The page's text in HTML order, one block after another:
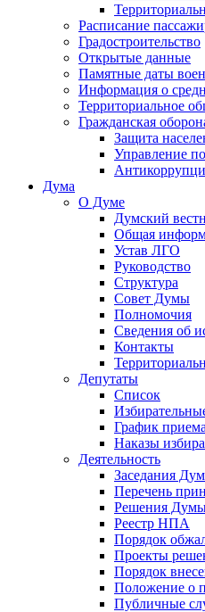
Расписание
Градостроительство
Открытые данные
Памятные даты
Информация о
Территориальное
Гражданская
Защита
Управление
Дума
О Думе
Думский
Общая
Устав ЛГО
Руководство
Структура
Совет Думы
Полномочия
Сведения об
Контакты
Депутаты
Список
График
Наказы
Деятельность
Заседания
Перечень
Решения
Реестр НПА
Порядок
Проекты
Порядок
Положение о
Публичные